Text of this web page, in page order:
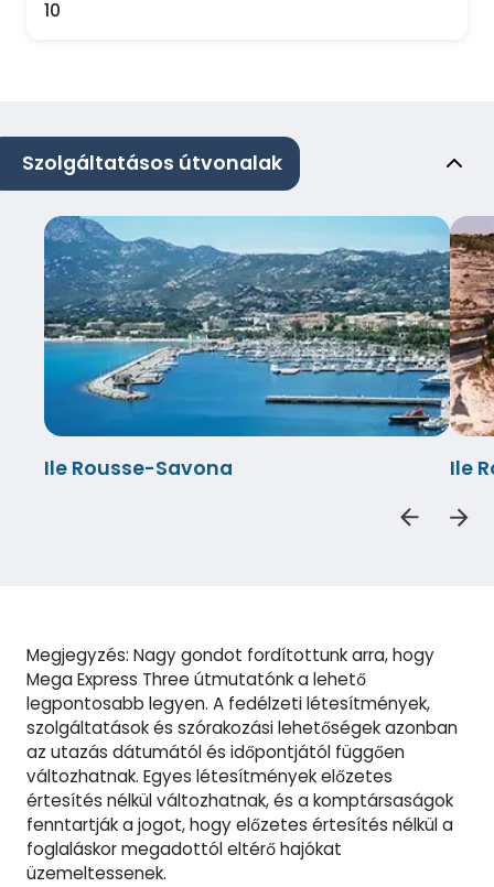
10
Szolgáltatásos útvonalak
Ile Rousse-Savona Ile
Megjegyzés: Nagy gondot fordítottunk arra, hogy
Mega Express Three útmutatónk a lehető
legpontosabb legyen. A fedélzeti létesítmények,
szolgáltatások és szórakozási lehetőségek azonban
az utazás dátumától és időpontjától függően
változhatnak. Egyes létesítmények előzetes
értesítés nélkül változhatnak, és a komptársaságok
fenntartják a jogot, hogy előzetes értesítés nélkül a
foglaláskor megadottól eltérő hajókat
üzemeltessenek.